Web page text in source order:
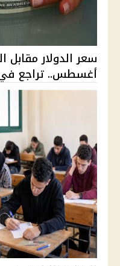
أغسطس.. تراجع في 10 بنوك